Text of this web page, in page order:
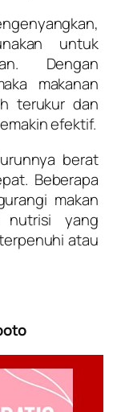
untuk
Dengan
makanan
terukur dan
efektif.
berat
Beberapa
makan
nutrisi yang
atau